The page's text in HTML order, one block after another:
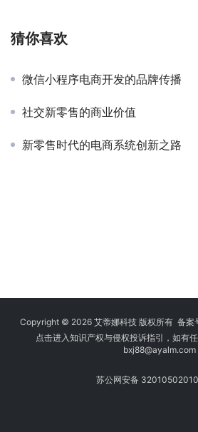
猜你喜欢
微信小程序电商开发的品牌传播
社交新零售的商业价值
新零售时代的电商系统创新之路
Copyright © 2026 艾蒂娜科技 版权所有 备案
点击进入知识产权与侵权投诉指引，如有
bxj88@ayalm.com
苏公网安备